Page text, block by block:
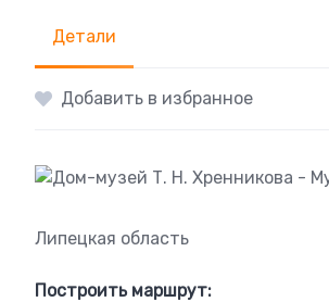
Детали
Добавить в избранное
Липецкая область
Построить маршрут: